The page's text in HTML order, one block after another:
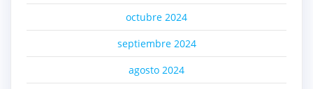
octubre 2024
septiembre 2024
agosto 2024